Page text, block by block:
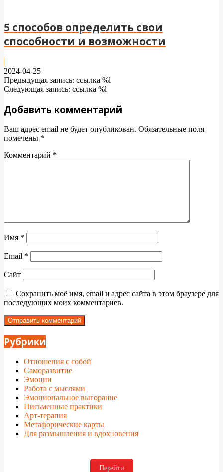
5 способов определить свои
способности и возможности
2024-04-25
Предыдущая запись: ссылка %l
Следующая запись: ссылка %l
Добавить комментарий
Ваш адрес email не будет опубликован. Обязательные поля
помечены *
Комментарий *
Имя *
Email *
Сайт
Сохранить моё имя, email и адрес сайта в этом браузере для
последующих моих комментариев.
Рубрики
Отношения с собой
Саморазвитие
Эмоции
Работа с мыслями
Эмоциональное выгорание
Письменные практики
Арт-терапия
Метафорические карты
Для размышления и вдохновения
Перейти